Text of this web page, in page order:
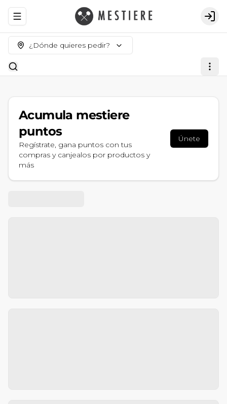
Abrir menu de navegación
¿Dónde quieres pedir?
Acumula mestiere
puntos
Regístrate, gana puntos con tus
compras y canjealos por productos y
más
Únete